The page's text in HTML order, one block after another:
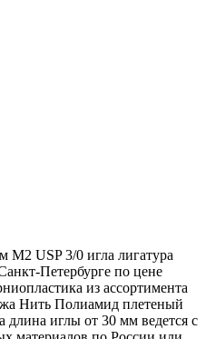
USP 3/0 игла лигатура
Петербурге по цене
из ассортимента
Нить Полиамид плетеный
длина иглы от 30 мм ведется с